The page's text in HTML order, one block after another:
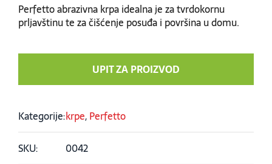
Perfetto abrazivna krpa idealna je za tvrdokornu
prljavštinu te za čišćenje posuđa i površina u domu.
UPIT ZA PROIZVOD
Kategorije:krpe,Perfetto
SKU: 0042